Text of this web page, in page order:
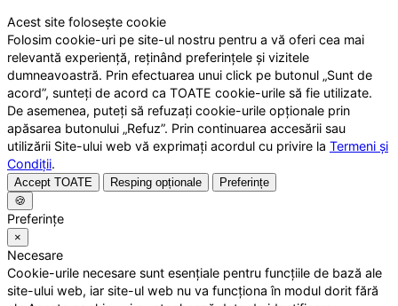
Acest site folosește cookie
Folosim cookie-uri pe site-ul nostru pentru a vă oferi cea mai
relevantă experiență, reținând preferințele și vizitele
dumneavoastră. Prin efectuarea unui click pe butonul „Sunt de
acord”, sunteți de acord ca TOATE cookie-urile să fie utilizate.
De asemenea, puteți să refuzați cookie-urile opționale prin
apăsarea butonului „Refuz”. Prin continuarea accesării sau
utilizării Site-ului web vă exprimați acordul cu privire la Termeni și
Condiții.
Accept TOATE Resping opționale
Preferințe
🍪
Preferințe
×
Necesare
Cookie-urile necesare sunt esențiale pentru funcțiile de bază ale
site-ului web, iar site-ul web nu va funcționa în modul dorit fără